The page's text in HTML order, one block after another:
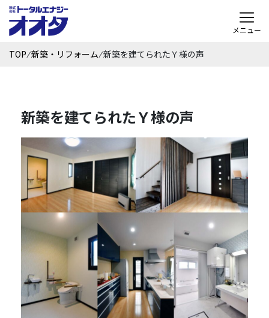
メニュー
TOP⁄新築・リフォーム⁄新築を建てられたＹ様の声
新築を建てられたＹ様の声